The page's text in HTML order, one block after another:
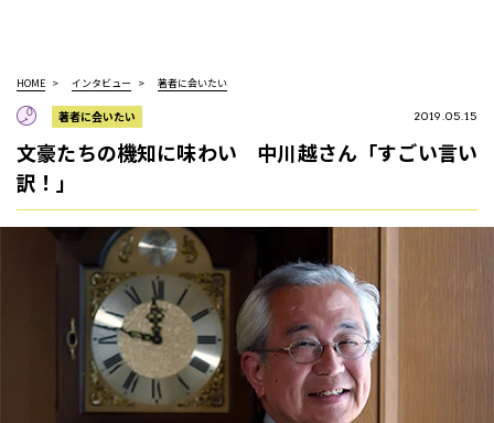
HOME インタビュー 著者に会いたい
著者に会いたい 2019.05.15
文豪たちの機知に味わい 中川越さん「すごい言い
訳！」